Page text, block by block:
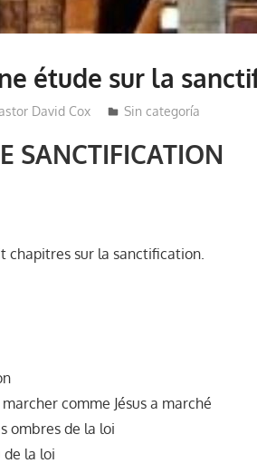
étude sur la
David Cox Sin categoría
SANCTIFICATION
chapitres sur la sanctification.
comme Jésus a marché
ombres de la loi
la loi